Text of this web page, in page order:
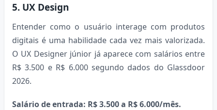
5. UX Design
Entender como o usuário interage com produtos
digitais é uma habilidade cada vez mais valorizada.
O UX Designer júnior já aparece com salários entre
R$ 3.500 e R$ 6.000 segundo dados do Glassdoor
2026.
Salário de entrada: R$ 3.500 a R$ 6.000/mês.